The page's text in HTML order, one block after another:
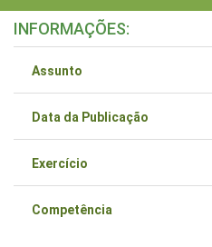
INFORMAÇÕES:
Assunto
Data da Publicação
Exercício
Competência